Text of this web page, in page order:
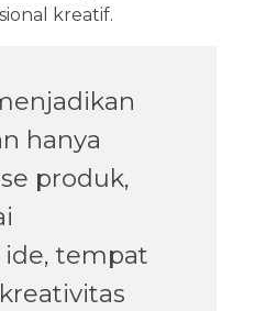
kreatif.
hanya
produk,
tempat